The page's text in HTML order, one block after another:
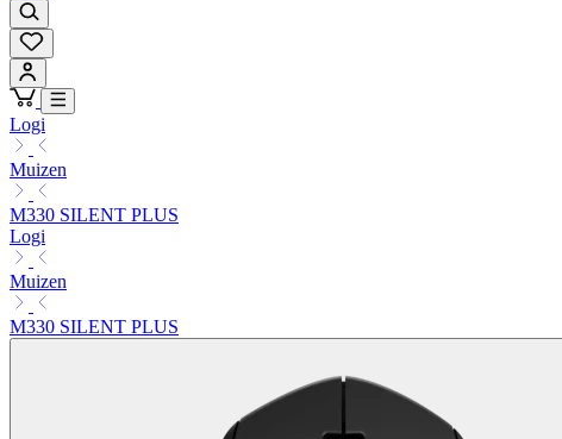
Logi
Muizen
M330 SILENT PLUS
Logi
Muizen
M330 SILENT PLUS